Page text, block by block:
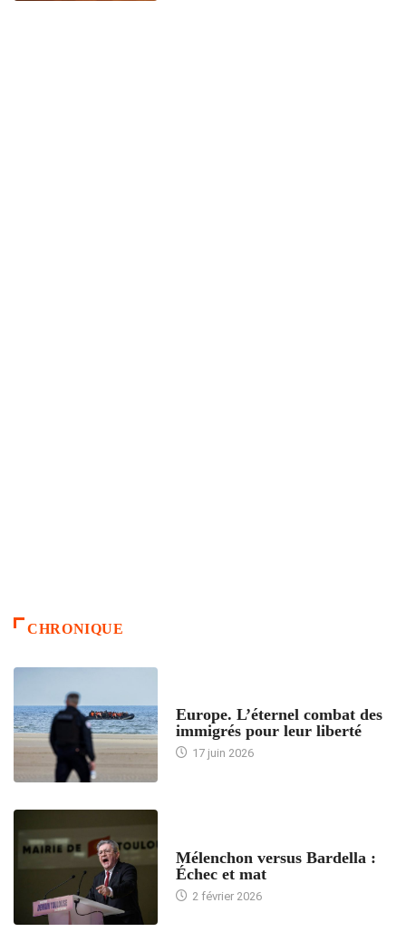
CHRONIQUE
Europe. L’éternel combat des
immigrés pour leur liberté
17 juin 2026
Mélenchon versus Bardella :
Échec et mat
2 février 2026